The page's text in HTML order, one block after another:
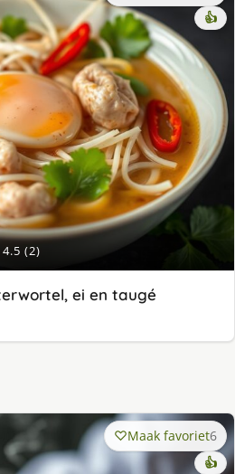
4.5 (2)
👍
ei en taugé
Maak favoriet6
👍